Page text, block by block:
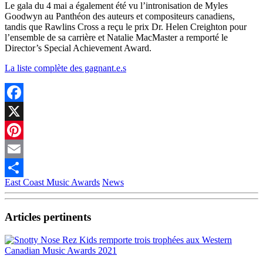
Le gala du 4 mai a également été vu l’intronisation de Myles
Goodwyn au Panthéon des auteurs et compositeurs canadiens,
tandis que Rawlins Cross a reçu le prix Dr. Helen Creighton pour
l’ensemble de sa carrière et Natalie MacMaster a remporté le
Director’s Special Achievement Award.
La liste complète des gagnant.e.s
Facebook
X
Pinterest
Email
Partager
East Coast Music Awards News
Articles pertinents